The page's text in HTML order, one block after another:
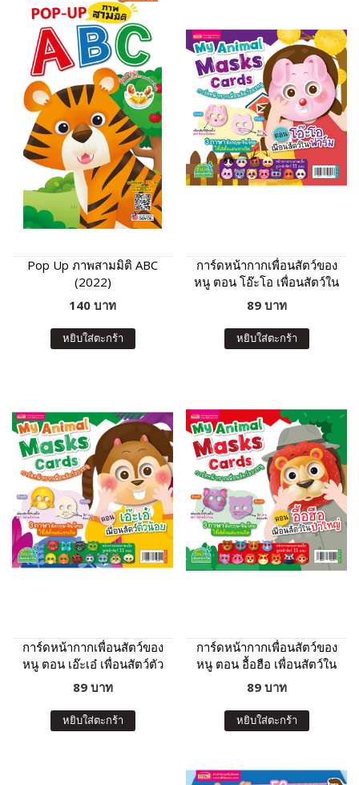
Pop Up ภาพสามมิติ ABC
(2022)
140 บาท
หยิบใส่ตะกร้า
การ์ดหน้ากากเพื่อนสัตว์ของ
หนู ตอน โอ๊ะโอ เพื่อนสัตว์ใน
ฟาร์ม
89 บาท
หยิบใส่ตะกร้า
การ์ดหน้ากากเพื่อนสัตว์ของ
หนู ตอน เอ๊ะเอ๋ เพื่อนสัตว์ตัว
น้อย
89 บาท
หยิบใส่ตะกร้า
การ์ดหน้ากากเพื่อนสัตว์ของ
หนู ตอน อื้อฮือ เพื่อนสัตว์ใน
ป่าใหญ่
89 บาท
หยิบใส่ตะกร้า